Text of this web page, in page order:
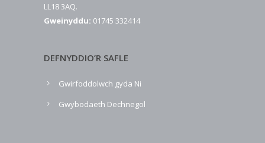
LL18 3AQ.
Gweinyddu: 01745 332414
DEFNYDDIO’R SAFLE
Gwirfoddolwch gyda Ni
Gwybodaeth Dechnegol